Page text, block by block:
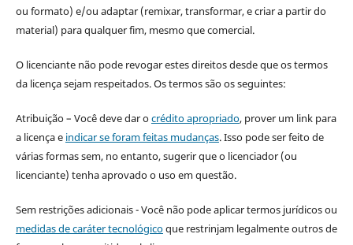
ou formato) e/ou adaptar (remixar, transformar, e criar a partir do
material) para qualquer fim, mesmo que comercial.
O licenciante não pode revogar estes direitos desde que os termos
da licença sejam respeitados. Os termos são os seguintes:
Atribuição – Você deve dar ocrédito apropriado, prover um link para
a licença e indicar se foram feitas mudanças. Isso pode ser feito de
várias formas sem, no entanto, sugerir que o licenciador (ou
licenciante) tenha aprovado o uso em questão.
Sem restrições adicionais - Você não pode aplicar termos jurídicos ou
medidas de caráter tecnológicoque restrinjam legalmente outros de